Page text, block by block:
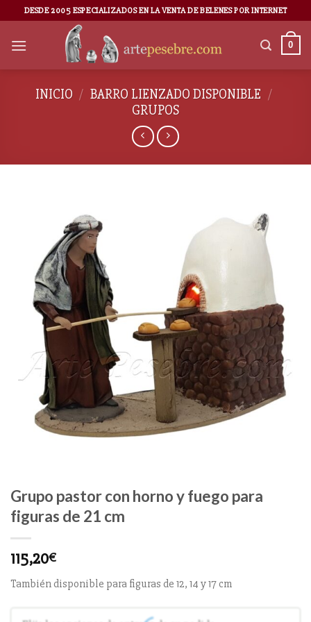
DESDE 2005 ESPECIALIZADOS EN LA VENTA DE BELENES POR INTERNET
0
INICIO / BARRO LIENZADO DISPONIBLE /
GRUPOS
Grupo pastor con horno y fuego para
figuras de 21 cm
115,20€
También disponible para figuras de 12, 14 y 17 cm